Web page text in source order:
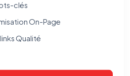
clés
On-Page
Qualité